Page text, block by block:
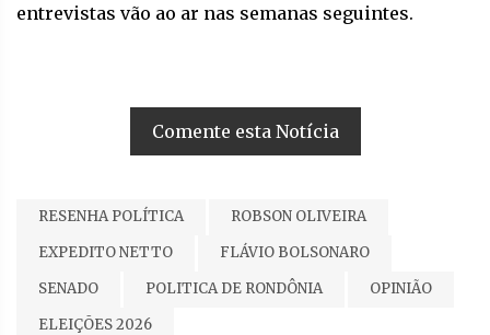
entrevistas vão ao ar nas semanas seguintes.
Comente esta Notícia
RESENHA POLÍTICA
ROBSON OLIVEIRA
EXPEDITO NETTO
FLÁVIO BOLSONARO
SENADO
POLITICA DE RONDÔNIA
OPINIÃO
ELEIÇÕES 2026